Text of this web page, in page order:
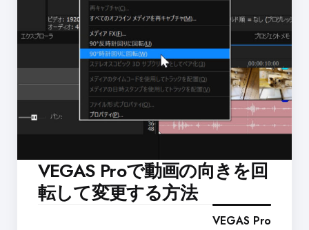
VEGAS Proで動画の向きを回
転して変更する方法
VEGAS Pro